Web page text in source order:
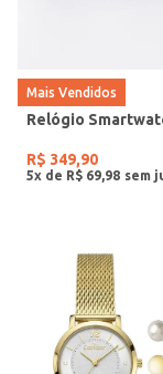
Mais Vendidos
R$ 349,90
5x de R$ 69 98